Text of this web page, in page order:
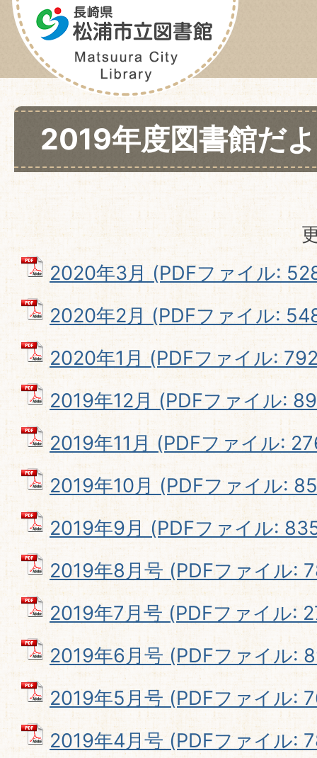
2019年度図書館だ
2020年3月 (PDFファイル:
2020年2月 (PDFファイル:
2020年1月 (PDFファイル:
2019年12月 (PDFファイル:
2019年11月 (PDFファイル:
2019年10月 (PDFファイル:
2019年9月 (PDFファイル:
2019年8月号 (PDFファイル:
2019年7月号 (PDFファイル:
2019年6月号 (PDFファイル:
2019年5月号 (PDFファイル:
2019年4月号 (PDFファイル: